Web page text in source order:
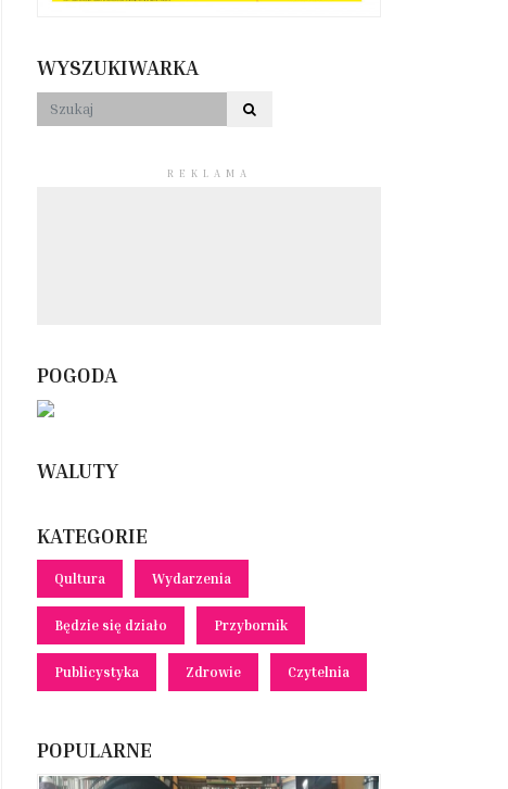
WYSZUKIWARKA
REKLAMA
POGODA
WALUTY
KATEGORIE
Qultura Wydarzenia
Będzie się działo Przybornik
Publicystyka Zdrowie Czytelnia
POPULARNE